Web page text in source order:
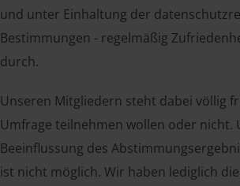
und unter Einhaltung der
Bestimmungen - regelmäßig
durch.
Unseren Mitgliedern steht dabei völlig
Umfrage teilnehmen wollen oder nicht.
Beeinflussung des
ist nicht möglich. Wir haben lediglich